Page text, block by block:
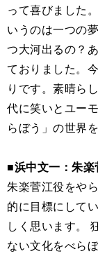
って喜びました
いうのは一つの
つ大河出るの？
ておりました。
りです。素晴ら
代に笑いとユー
らぼう」の世界
■浜中文一：朱楽
朱楽菅江役をや
的に目標にして
しく思います。
ない文化をべら